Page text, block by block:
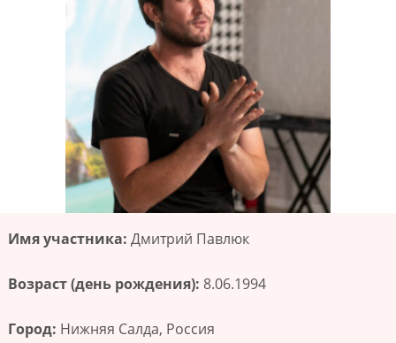
Имя участника: Дмитрий Павлюк
Возраст (день рождения): 8.06.1994
Город: Нижняя Салда, Россия